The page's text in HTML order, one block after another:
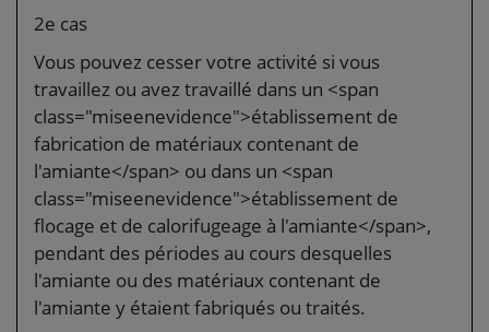
2e cas
Vous pouvez cesser votre activité si vous
travaillez ou avez travaillé dans un <span
class="miseenevidence">établissement de
fabrication de matériaux contenant de
l'amiante</span> ou dans un <span
class="miseenevidence">établissement de
flocage et de calorifugeage à l'amiante</span>,
pendant des périodes au cours desquelles
l'amiante ou des matériaux contenant de
l'amiante y étaient fabriqués ou traités.